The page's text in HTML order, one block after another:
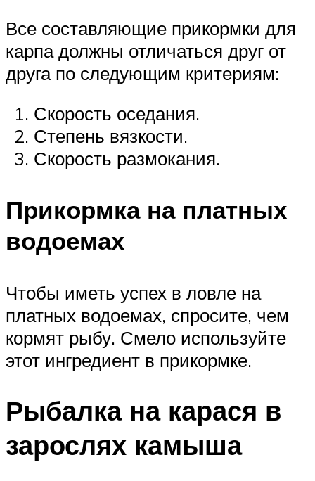
Все составляющие прикормки для
карпа должны отличаться друг от
друга по следующим критериям:
Скорость оседания.
Степень вязкости.
Скорость размокания.
Прикормка на платных
водоемах
Чтобы иметь успех в ловле на
платных водоемах, спросите, чем
кормят рыбу. Смело используйте
этот ингредиент в прикормке.
Рыбалка на карася в
зарослях камыша